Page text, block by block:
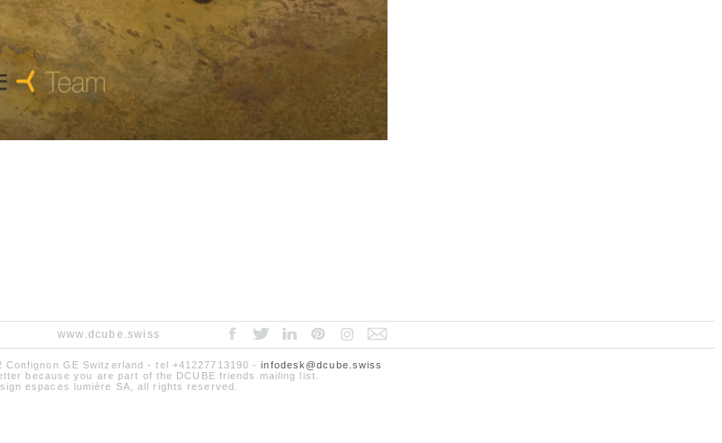
www.dcube.swiss
Confignon GE Switzerland - tel +41227713190 -infodesk@dcube.swiss
because you are part of the DCUBE friends mailing list.
espaces lumière SA, all rights reserved.